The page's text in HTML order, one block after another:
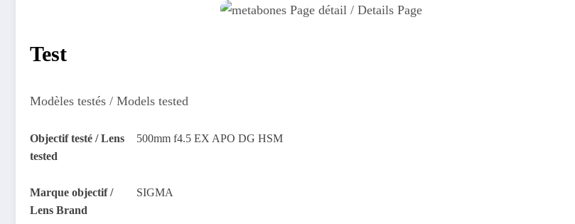
Test
Modèles testés / Models tested
Objectif testé / Lens
tested
500mm f4.5 EX APO DG HSM
Marque objectif /
Lens Brand
SIGMA